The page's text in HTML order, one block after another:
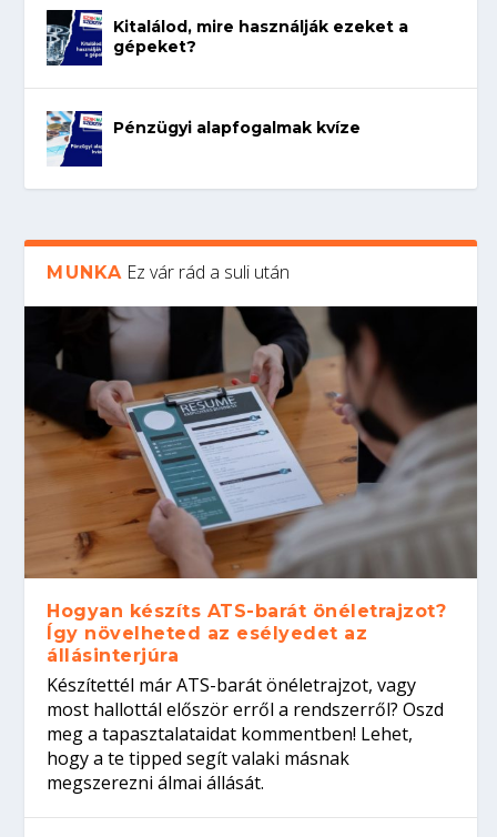
Kitalálod, mire használják ezeket a
gépeket?
Pénzügyi alapfogalmak kvíze
MUNKA Ez vár rád a suli után
Hogyan készíts ATS-barát önéletrajzot?
Így növelheted az esélyedet az
állásinterjúra
Készítettél már ATS-barát önéletrajzot, vagy
most hallottál először erről a rendszerről? Oszd
meg a tapasztalataidat kommentben! Lehet,
hogy a te tipped segít valaki másnak
megszerezni álmai állását.